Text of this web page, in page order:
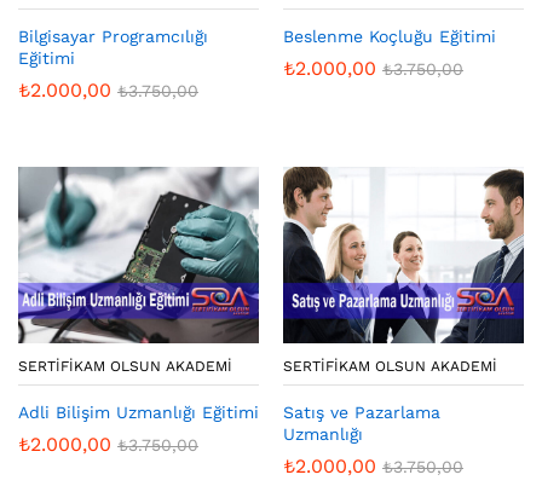
Bilgisayar Programcılığı
Eğitimi
₺2.000,00 ₺3.750,00
Beslenme Koçluğu Eğitimi
₺2.000,00 ₺3.750,00
SERTIFIKAM OLSUN AKADEMI
Adli Bilişim Uzmanlığı Eğitimi
₺2.000,00 ₺3.750,00
SERTIFIKAM OLSUN AKADEMI
Satış ve Pazarlama
Uzmanlığı
₺2.000,00 ₺3.750,00